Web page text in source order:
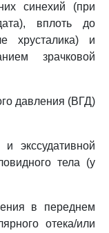
синехий (при
вплоть до
хрусталика) и
зрачковой
давления (ВГД)
экссудативной
тела (у
в переднем
отека/или